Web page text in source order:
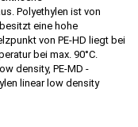
Polyethylen ist von
eine hohe
von PE-HD liegt bei
bei max. 90°C.
density, PE-MD -
linear low density